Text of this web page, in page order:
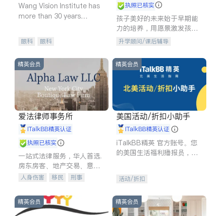
Wang Vision Institute has
more than 30 years
眼科 眼科
执照已核实
孩子美好的未来始于早期能
力的培养，用愿景激发孩子
的学习潜力和动力。理念：
拥有成长型心态是成功的基
石。
升学顾问/课后辅导
精英会员
爱法律师事务所
iTalkBB精英认证
执照已核实
一站式法律服务，华人首选.
房东房客、地产交易、意外
伤害、车祸重伤、商业诉
建筑合同、刑事案件全包办
人身伤害 移民
刑事
信托/遗嘱
商业
索赔
律师-其它 保释
精英会员
美国活动/折扣小助手
iTalkBB精英认证
iTalkBB精英 官方账号。您
的美国生活福利播报员，精
专属福利。
活动/折扣
精英会员 精英会员